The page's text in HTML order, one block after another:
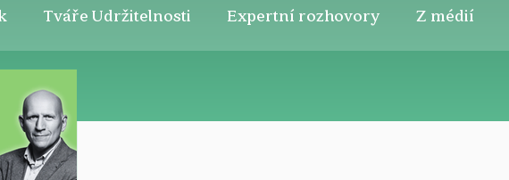
Tváře Udržitelnosti Expertní rozhovory Z médií